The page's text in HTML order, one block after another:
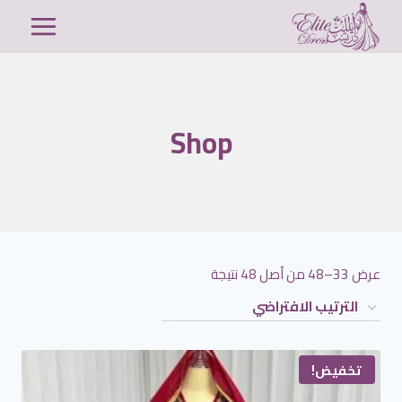
التجاوز
المحتوى
Shop
عرض 33–48 من أصل 48 نتيجة
تخفيض!